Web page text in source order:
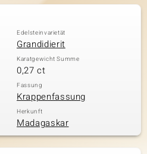
Edelsteinvarietät
Grandidierit
Karatgewicht Summe
0,27 ct
Fassung
Krappenfassung
Herkunft
Madagaskar